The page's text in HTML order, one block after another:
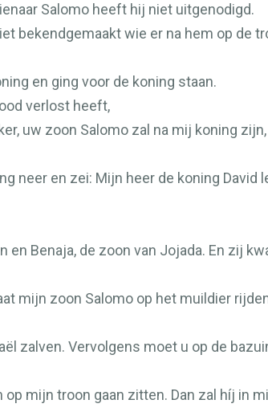
Salomo heeft hij niet uitgenodigd.
bekendgemaakt wie er na hem op de
en ging voor de koning staan.
verlost heeft,
uw zoon Salomo zal na mij koning
neer en zei: Mijn heer de koning David
Benaja, de zoon van Jojada. En zij
mijn zoon Salomo op het muildier
zalven. Vervolgens moet u op de
mijn troon gaan zitten. Dan zal híj in